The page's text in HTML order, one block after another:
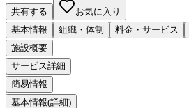
共有する
お気に入り
基本情報
組織・体制 料金・サービス
施設概要
サービス詳細
簡易情報
基本情報(詳細)